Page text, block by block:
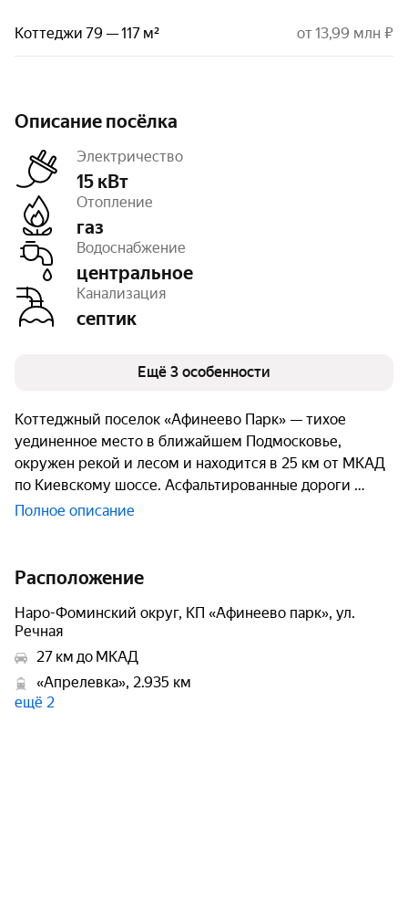
Коттеджи 79 — 117 м² от 13,99 млн ₽
Описание посёлка
Электричество
15 кВт
Отопление
газ
Водоснабжение
центральное
Канализация
септик
Дороги
Тип земли
ИЖС
Очереди
1
Ещё 3 особенности
Коттеджный поселок «Афинеево Парк» — тихое
уединенное место в ближайшем Подмосковье,
окружен рекой и лесом и находится в 25 км от МКАД
по Киевскому шоссе. Асфальтированные дороги
Полное описание
Расположение
Наро-Фоминский округ, КП «Афинеево парк», ул.
Речная
27 км до МКАД
«Апрелевка», 2.935 км
ещё 2